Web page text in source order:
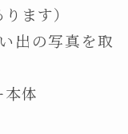
ます）
出の写真を取
本体